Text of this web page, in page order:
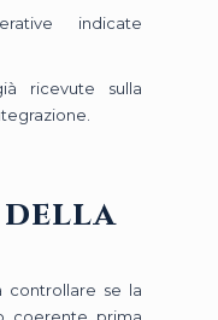
indicate
ricevute sulla
della
controllare se la